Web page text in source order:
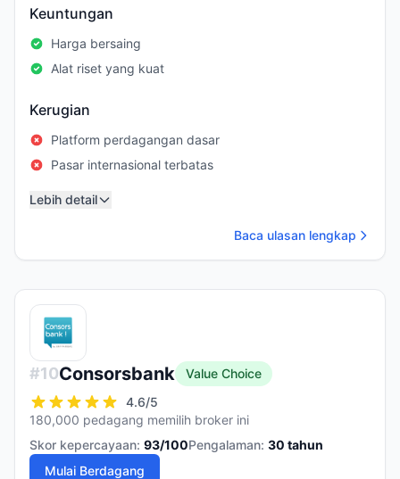
Keuntungan
Harga bersaing
Alat riset yang kuat
Kerugian
Platform perdagangan dasar
Pasar internasional terbatas
Lebih detail
Baca ulasan lengkap
#10Consorsbank
Value Choice
4.6/5
180,000 pedagang memilih broker ini
Skor kepercayaan: 93/100Pengalaman: 30 tahun
Mulai Berdagang